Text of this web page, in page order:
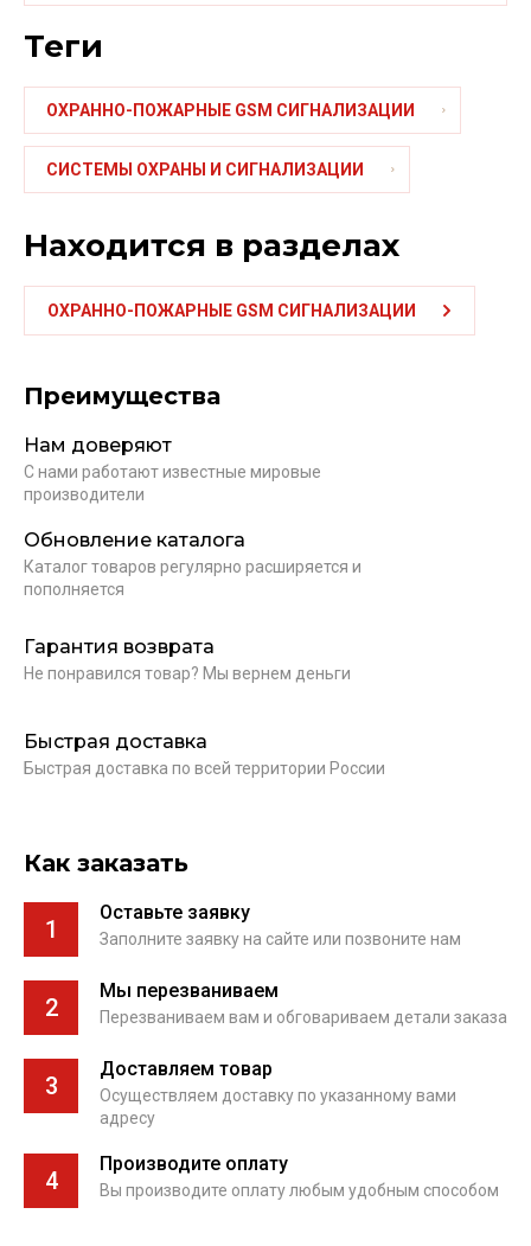
теги
ОХРАННО-ПОЖАРНЫЕ GSM СИГНАЛИЗАЦИИ
СИСТЕМЫ ОХРАНЫ И СИГНАЛИЗАЦИИ
Находится в разделах
ОХРАННО-ПОЖАРНЫЕ GSM СИГНАЛИЗАЦИИ
Преимущества
Нам доверяют
С нами работают известные мировые
производители
Обновление каталога
Каталог товаров регулярно расширяется и
пополняется
Гарантия возврата
Не понравился товар? Мы вернем деньги
Быстрая доставка
Быстрая доставка по всей территории России
Как заказать
1
Оставьте заявку
Заполните заявку на сайте или позвоните нам
2
Мы перезваниваем
Перезваниваем вам и обговариваем детали заказа
3
Доставляем товар
Осуществляем доставку по указанному вами
адресу
4
Производите оплату
Вы производите оплату любым удобным способом